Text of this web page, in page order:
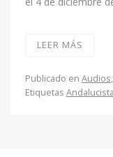
LEER MÁS
Publicado en Audios,
Etiquetas